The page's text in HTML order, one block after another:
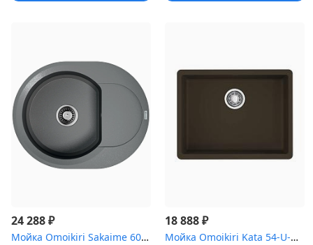
24 288₽
Мойка Omoikiri Sakaime 60E-GR Tetogranit/leningrad grey
18 888₽
Мойка Omoikiri Kata 54-U-DC Artgranit/темный шоколад